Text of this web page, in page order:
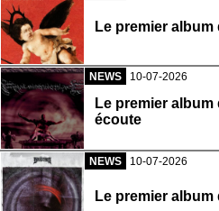
Le premier
NEWS 10-07-2026
Le premier
écoute
NEWS 10-07-2026
Le premier